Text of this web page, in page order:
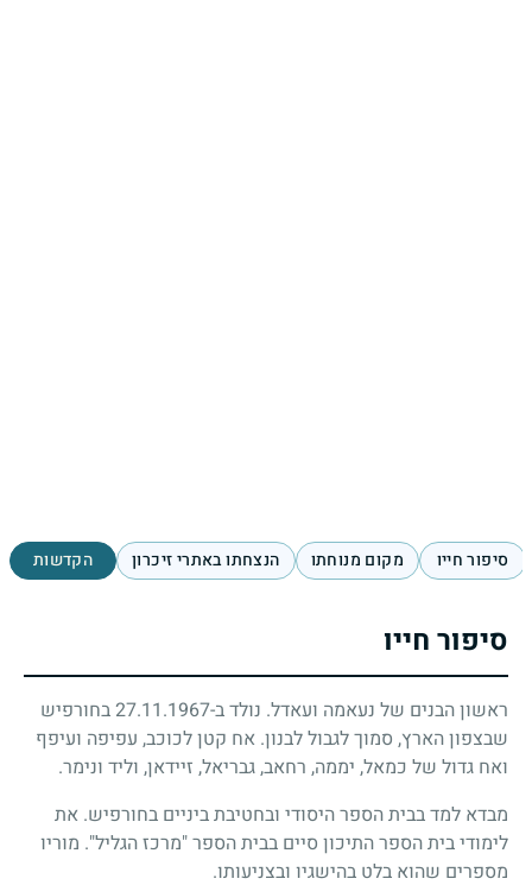
סיפור חייו מקום מנוחתו הנצחתו באתרי זיכרון הקדשות
סיפור חייו
ראשון הבנים של נעאמה ועאדל. נולד ב-27.11.1967 בחורפיש
שבצפון הארץ, סמוך לגבול לבנון. אח קטן לכוכב, עפיפה ועיפף
ואח גדול של כמאל, יממה, רחאב, גבריאל, זיידאן, וליד ונימר.
מבדא למד בבית הספר היסודי ובחטיבת ביניים בחורפיש. את
לימודי בית הספר התיכון סיים בבית הספר "מרכז הגליל". מוריו
מספרים שהוא בלט בהישגיו ובצניעותו.